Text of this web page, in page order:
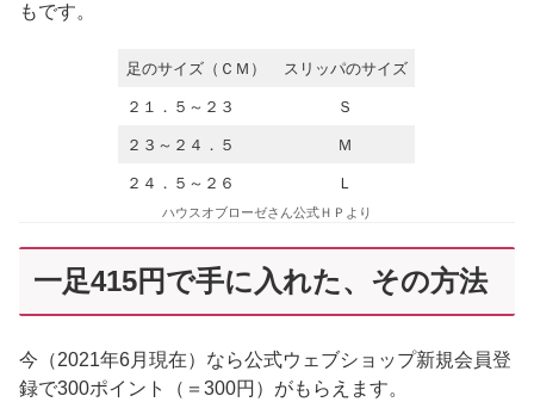
もです。
足のサイズ（ＣＭ） スリッパのサイズ
２１．５～２３ Ｓ
２３～２４．５ Ｍ
２４．５～２６ Ｌ
ハウスオブローゼさん公式ＨＰより
一足415円で手に入れた、その方法
今（2021年6月現在）なら公式ウェブショップ新規会員登
録で300ポイント（＝300円）がもらえます。